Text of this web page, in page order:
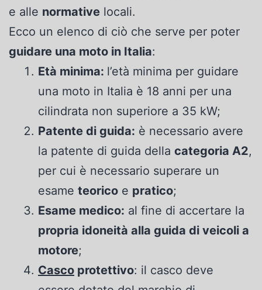
e alle normative locali.
Ecco un elenco di ciò che serve per poter
guidare una moto in Italia:
Età minima: l’età minima per guidare
una moto in Italia è 18 anni per una
cilindrata non superiore a 35 kW;
Patente di guida: è necessario avere
la patente di guida della categoria A2,
per cui è necessario superare un
esame teorico e pratico;
Esame medico: al fine di accertare la
propria idoneità alla guida di veicoli a
motore;
Casco protettivo: il casco deve